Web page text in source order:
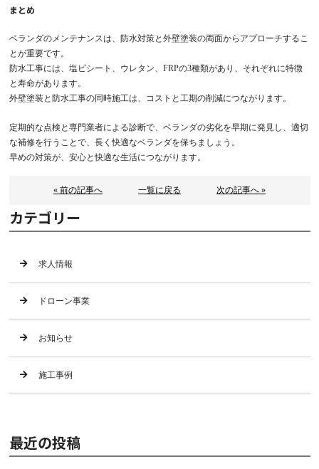
まとめ
ベランダのメンテナンスは、防水対策と外壁塗装の両面からアプローチするこ
とが重要です。
防水工事には、塩ビシート、ウレタン、FRPの3種類があり、それぞれに特徴
と寿命があります。
外壁塗装と防水工事の同時施工は、コストと工期の削減につながります。
定期的な点検と専門業者による診断で、ベランダの劣化を早期に発見し、適切
な補修を行うことで、長く快適なベランダを保ちましょう。
早めの対策が、安心と快適な生活につながります。
« 前の記事へ 一覧に戻る 次の記事へ »
カテゴリー
求人情報
ドローン事業
お知らせ
施工事例
最近の投稿